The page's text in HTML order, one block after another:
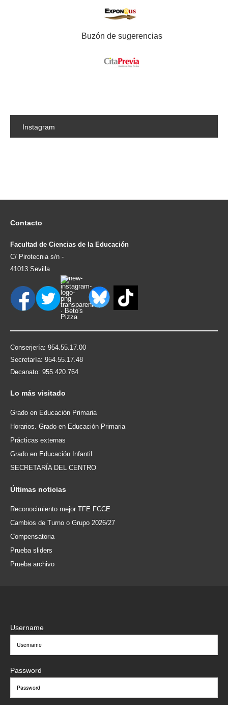
Buzón de sugerencias
Instagram
Contacto
Facultad de Ciencias de la Educación
C/ Pirotecnia s/n -
41013 Sevilla
Conserjería: 954.55.17.00
Secretaría: 954.55.17.48
Decanato: 955.420.764
Lo más visitado
Grado en Educación Primaria
Horarios. Grado en Educación Primaria
Prácticas externas
Grado en Educación Infantil
SECRETARÍA DEL CENTRO
Últimas noticias
Reconocimiento mejor TFE FCCE
Cambios de Turno o Grupo 2026/27
Compensatoria
Prueba sliders
Prueba archivo
Username
Password